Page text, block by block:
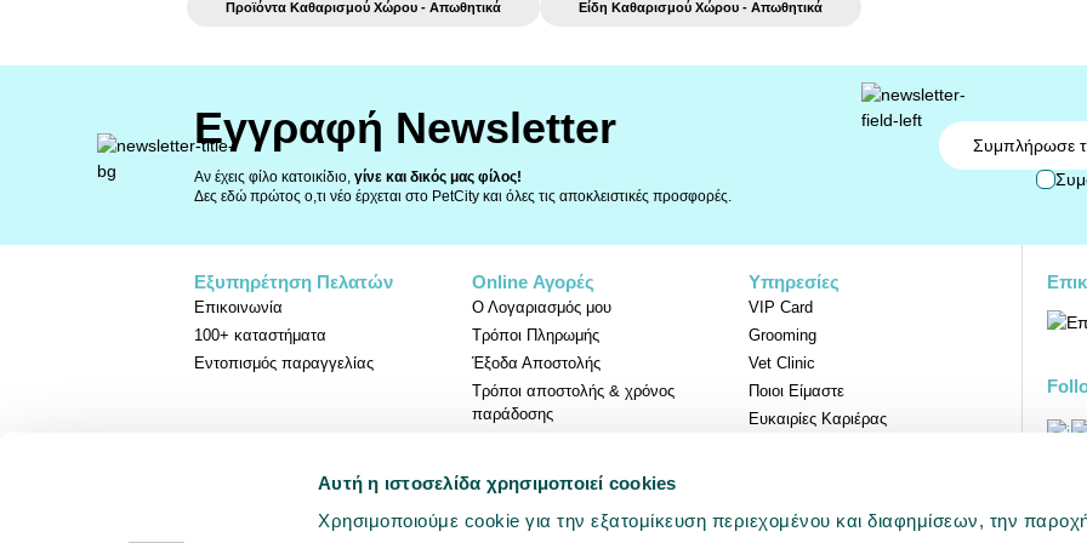
Αυτή η ιστοσελίδα χρησιμοποιεί cookies
Χρησιμοποιούμε cookie για την εξατομίκευση περιεχομένου και διαφημίσεων, την
Προϊόντα Καθαρισμού Χώρου - Απωθητικά Είδη Καθαρισμού Χώρου - Απωθητικά
Εγγραφή Newsletter
Αν έχεις φίλο κατοικίδιο, γίνε και δικός μας φίλος!
Δες εδώ πρώτος ο,τι νέο έρχεται στο PetCity και όλες τις αποκλειστικές προσφορές.
Email
Εξυπηρέτηση Πελατών
Επικοινωνία
100+ καταστήματα
Εντοπισμός παραγγελίας
Online Αγορές
Ο Λογαριασμός μου
Τρόποι Πληρωμής
Έξοδα Αποστολής
Τρόποι αποστολής & χρόνος
παράδοσης
Υπηρεσίες
VIP Card
Grooming
Vet Clinic
Ποιοι Είμαστε
Ευκαιρίες Καριέρας